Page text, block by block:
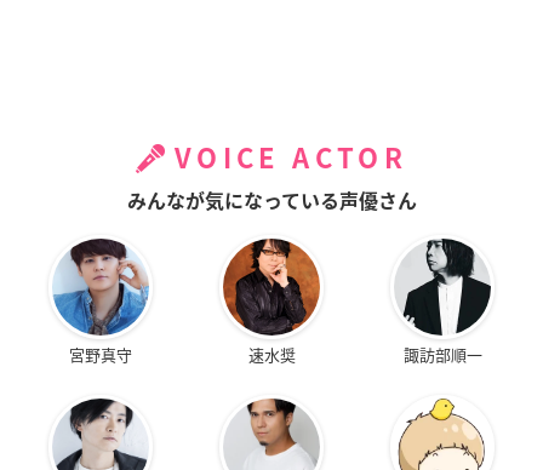
VOICE ACTOR
みんなが気になっている声優さん
宮野真守 速水奨 諏訪部順一